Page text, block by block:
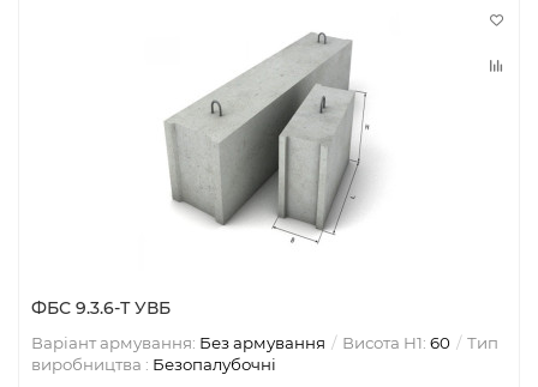
ФБС 9.3.6-Т УВБ
Варіант армування: Без армування Висота H1: 60
Тип
виробництва : Безопалубочні